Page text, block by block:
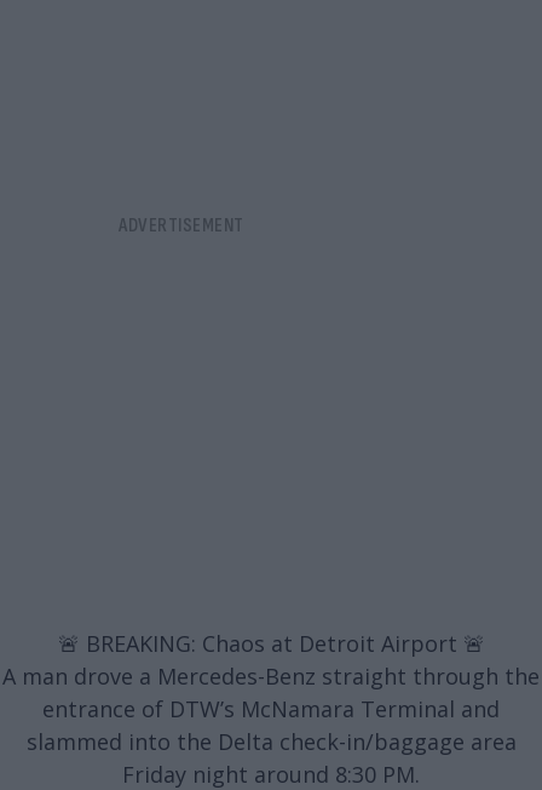
🚨 BREAKING: Chaos at Detroit Airport 🚨
A man drove a Mercedes-Benz straight through the
entrance of DTW’s McNamara Terminal and
slammed into the Delta check-in/baggage area
Friday night around 8:30 PM.